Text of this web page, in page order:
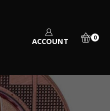
ACCOUNT 0